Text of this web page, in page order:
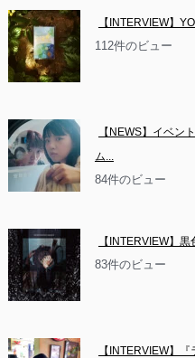
【INTERVIEW】
112件のビュー
【NEWS】イベン
ム...
84件のビュー
【INTERVIEW】
83件のビュー
【INTERVIEW】